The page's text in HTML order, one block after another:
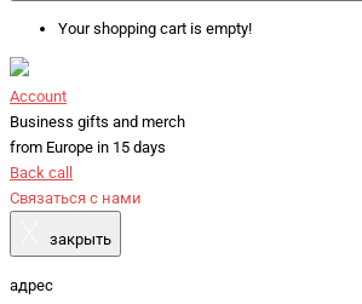
Your shopping cart is empty!
Account
Business gifts and merch
from Europe in 15 days
Back call
Связаться с нами
закрыть
адрес